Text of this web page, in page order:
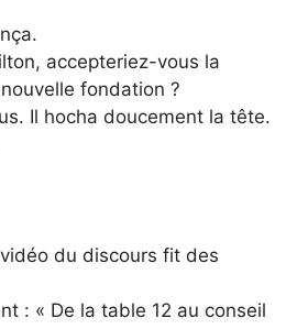
accepteriez-vous la
fondation ?
Il hocha doucement la tête.
du discours fit des
: « De la table 12 au conseil